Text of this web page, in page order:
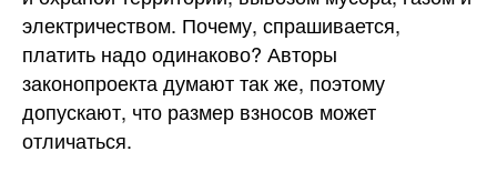
электричеством. Почему, спрашивается,
платить надо одинаково? Авторы
законопроекта думают так же, поэтому
допускают, что размер взносов может
отличаться.